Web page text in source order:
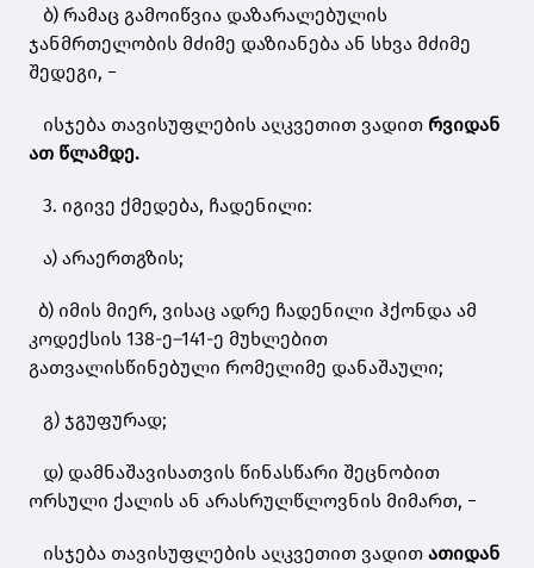
ბ) რამაც გამოიწვია დაზარალებულის
ჯანმრთელობის მძიმე დაზიანება ან სხვა მძიმე
შედეგი, −
ისჯება თავისუფლების აღკვეთით ვადით რვიდან
ათ წლამდე.
3. იგივე ქმედება, ჩადენილი:
ა) არაერთგზის;
ბ) იმის მიერ, ვისაც ადრე ჩადენილი ჰქონდა ამ
კოდექსის 138-ე–141-ე მუხლებით
გათვალისწინებული რომელიმე დანაშაული;
გ) ჯგუფურად;
დ) დამნაშავისათვის წინასწარი შეცნობით
ორსული ქალის ან არასრულწლოვნის მიმართ, −
ისჯება თავისუფლების აღკვეთით ვადით ათიდან